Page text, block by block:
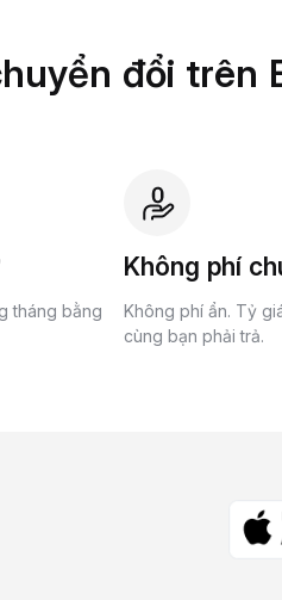
đổi trên
tháng bằng
Không phí
Không phí ẩn. Tỷ
cùng bạn phải trả.